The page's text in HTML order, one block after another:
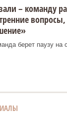
– команду
берет паузу на